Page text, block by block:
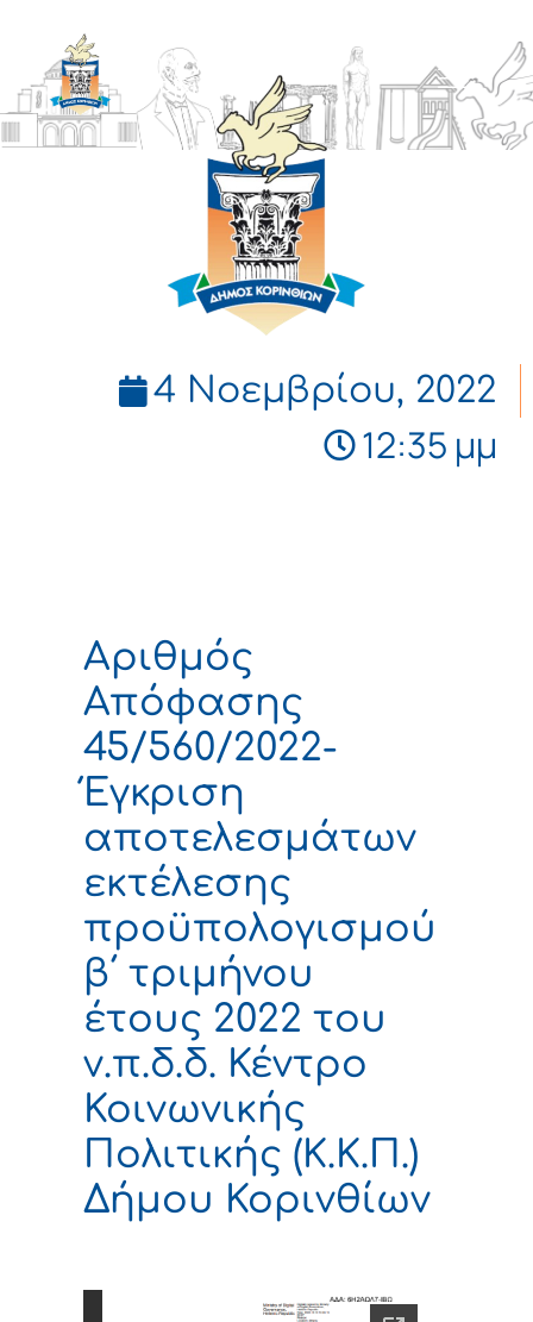
ΔΗΜΟΣ
ΚΟΡΙΝΘΙΩΝ
4 Νοεμβρίου, 2022
12:35 μμ
Αριθμός
Απόφασης
45/560/2022-
Έγκριση
αποτελεσμάτων
εκτέλεσης
προϋπολογισμού
β΄ τριμήνου
έτους 2022 του
ν.π.δ.δ. Κέντρο
Κοινωνικής
Πολιτικής (Κ.Κ.Π.)
Δήμου Κορινθίων